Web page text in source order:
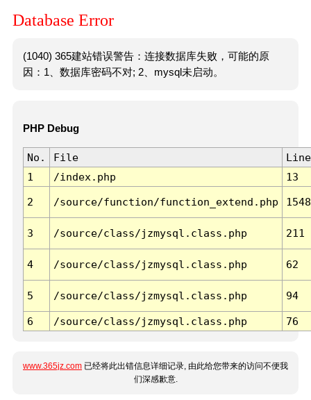
Database Error
(1040) 365建站错误警告：连接数据库失败，可能的原
因：1、数据库密码不对; 2、mysql未启动。
PHP Debug
No. File
Line
1
/index.php 13
2 /source/function/function_extend.php 1548
3 /source/class/jzmysql.class.php 211
4 /source/class/jzmysql.class.php 62
5 /source/class/jzmysql.class.php 94
6 /source/class/jzmysql.class.php 76
www.365jz.com 已经将此出错信息详细记录, 由此给您带来的访问不便我
们深感歉意.